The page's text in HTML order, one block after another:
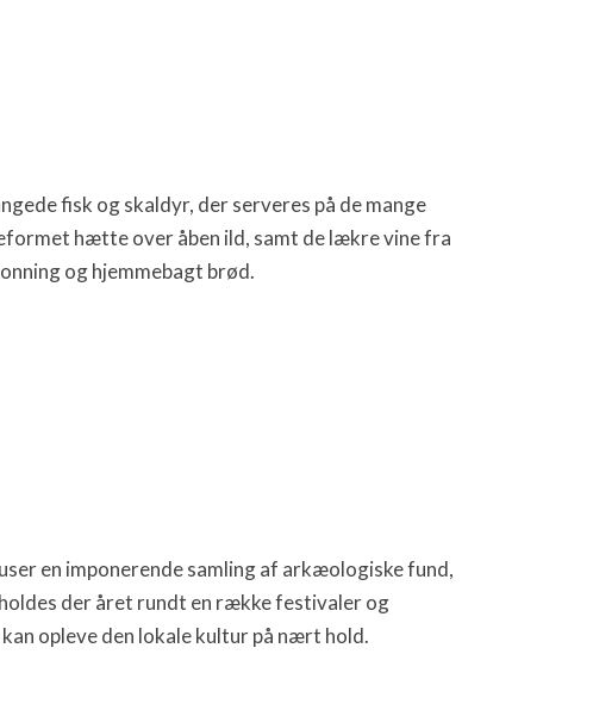
fisk og skaldyr, der serveres på de mange
hætte over åben ild, samt de lækre vine fra
og hjemmebagt brød.
en imponerende samling af arkæologiske fund,
der året rundt en række festivaler og
opleve den lokale kultur på nært hold.